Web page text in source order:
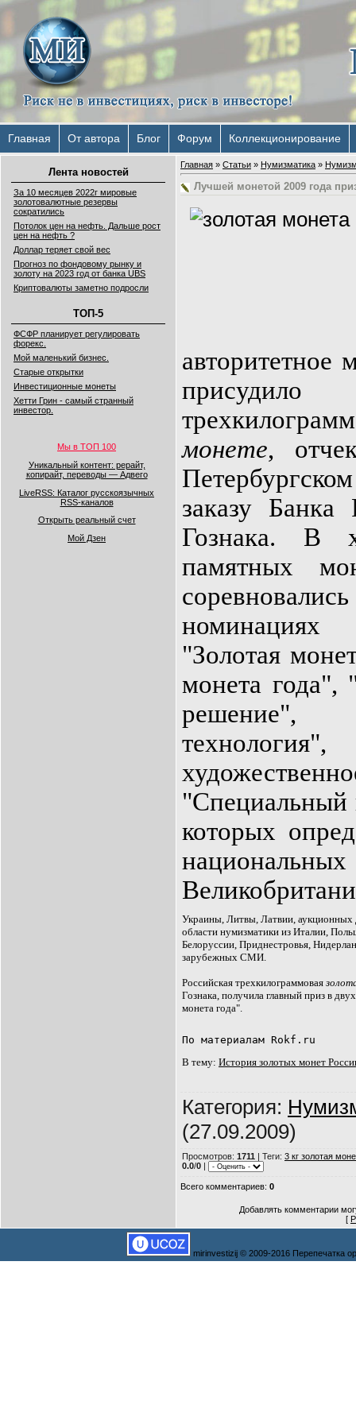
Главная От автора Блог Форум Коллекционирование
Лента новостей
За 10 месяцев 2022г мировые
золотовалютные резервы
сократились
Потолок цен на нефть. Дальше рост
цен на нефть ?
Доллар теряет свой вес
Прогноз по фондовому рынку и
золоту на 2023 год от банка UBS
Криптовалюты заметно подросли
ТОП-5
ФСФР планирует регулировать
форекс.
Мой маленький бизнес.
Старые открытки
Инвестиционные монеты
Хетти Грин - самый странный
инвестор.
Мы в ТОП 100
Уникальный контент: рерайт,
копирайт, переводы — Адвего
LiveRSS: Каталог русскоязычных
RSS-каналов
Открыть реальный счет
Мой Дзен
Главная » Статьи » Нумизматика »
Лучшей монетой 2009 года
авторитетное
монете,
заказу
Гознака. В
памятных
"Золотая
монета года",
решение",
"Специальный
которых
Украины, Литвы, Латвии, аукционных
области нумизматики из Италии,
Белоруссии, Приднестровья,
зарубежных СМИ.
Российская трехкилограммовая
Гознака, получила главный приз в
монета года".
По материалам Rokf.ru
В тему: История золотых монет
Категория:
(27.09.2009)
Просмотров: 1711 | Теги: 3 кг золотая
0.0/0 |
Всего комментариев: 0
Добавлять комментарии
[
mirinvestizij © 2009-2016 Перепечатка